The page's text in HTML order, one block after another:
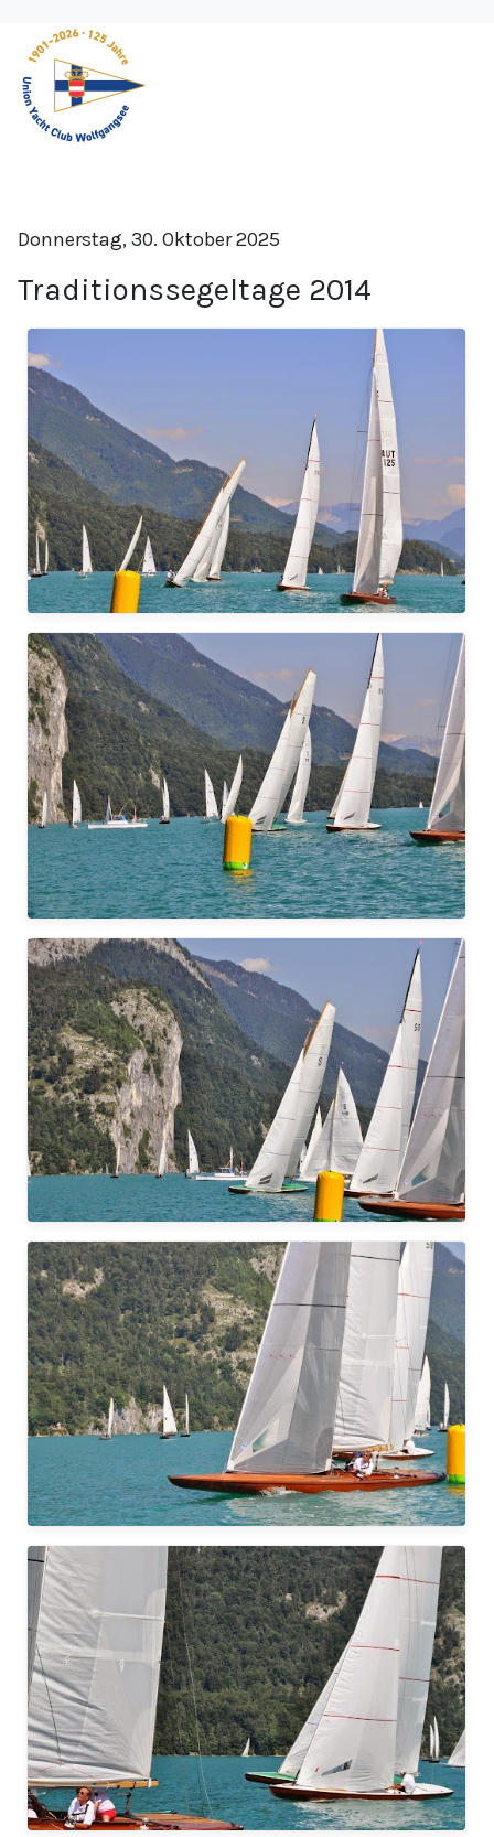
Donnerstag, 30. Oktober 2025
Traditionssegeltage 2014